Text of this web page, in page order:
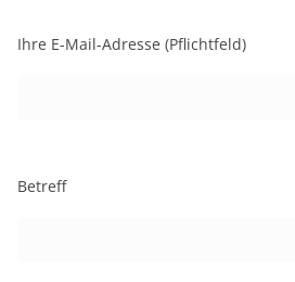
Ihre E-Mail-Adresse (Pflichtfeld)
Betreff